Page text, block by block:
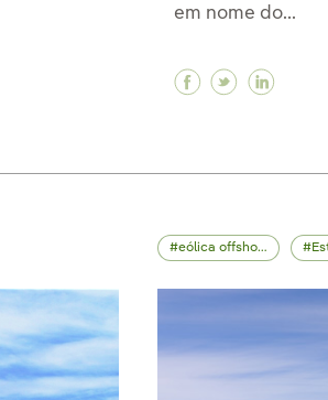
dois contratos de energia
dois contratos de energia
em nome do...
Facebook
Twitter
eólica offshore